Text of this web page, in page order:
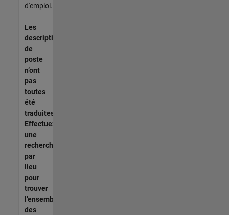
d'emploi.
Les
descriptions
de
poste
n’ont
pas
toutes
été
traduites.
Effectuez
une
recherche
par
lieu
pour
trouver
l’ensemble
des